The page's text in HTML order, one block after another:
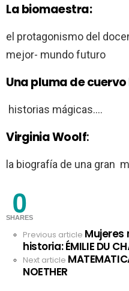
La biomaestra:
el protagonismo del
mejor- mundo futuro
Una pluma de
historias mágicas….
Virginia Woolf:
la biografía de una gran
0
SHARES
See
more
Previous article
historia: ÉMILIE DU
Next article
NOETHER